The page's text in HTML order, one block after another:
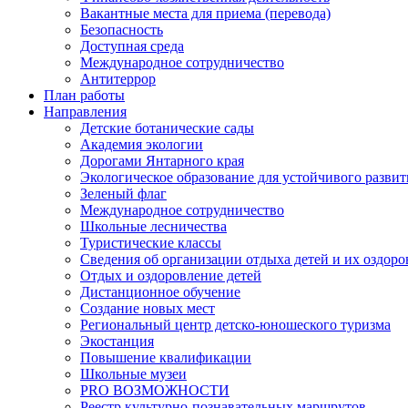
Вакантные места для приема (перевода)
Безопасность
Доступная среда
Международное сотрудничество
Антитеррор
План работы
Направления
Детские ботанические сады
Академия экологии
Дорогами Янтарного края
Экологическое образование для устойчивого
Зеленый флаг
Международное сотрудничество
Школьные лесничества
Туристические классы
Сведения об организации отдыха детей и их
Отдых и оздоровление детей
Дистанционное обучение
Создание новых мест
Региональный центр детско-юношеского туризма
Экостанция
Повышение квалификации
Школьные музеи
PRO ВОЗМОЖНОСТИ